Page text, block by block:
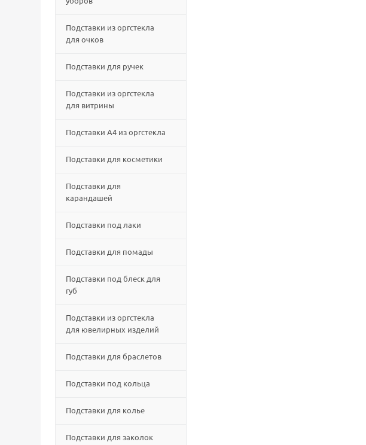
Подставки из оргстекла
для очков
Подставки для ручек
Подставки из оргстекла
для витрины
Подставки А4 из оргстекла
Подставки для косметики
Подставки для
карандашей
Подставки под лаки
Подставки для помады
Подставки под блеск для
губ
Подставки из оргстекла
для ювелирных изделий
Подставки для браслетов
Подставки под кольца
Подставки для колье
Подставки для заколок